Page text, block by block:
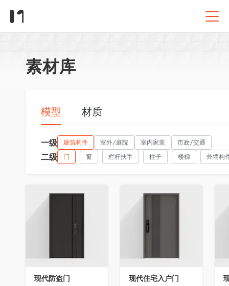
素材库
模型 材质
一级 建筑构件 室外/庭院 室内家装 市政/交通
二级 门 窗 栏杆扶手 柱子 楼梯 外墙构
收藏
现代防盗门
收藏
现代住宅入户门